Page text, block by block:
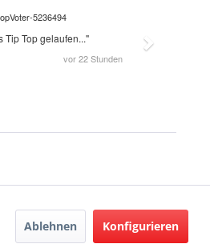
Ablehnen Konfigurieren